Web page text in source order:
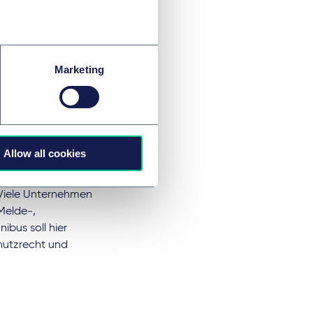
Marketing
Allow all cookies
vermieden
sind
fordert, da
Unternehmen
,
soll hier
und